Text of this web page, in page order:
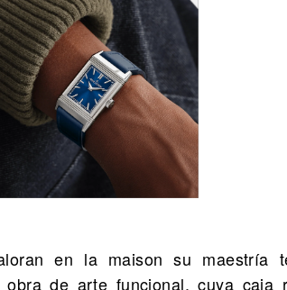
en la maison su maestría
de arte funcional, cuya caja